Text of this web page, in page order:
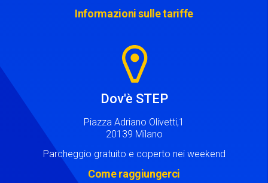
Informazioni sulle tariffe
Dov'è STEP
Piazza Adriano Olivetti,1
20139 Milano
Parcheggio gratuito e coperto nei weekend
Come raggiungerci